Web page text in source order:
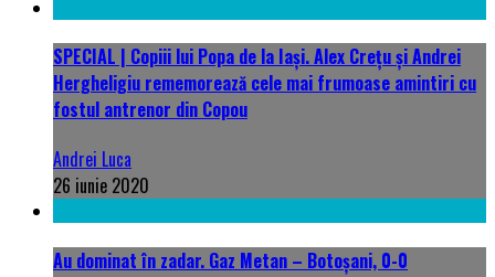
SPECIAL | Copiii lui Popa de la Iași. Alex Crețu și Andrei
Hergheligiu rememorează cele mai frumoase amintiri cu
fostul antrenor din Copou
Andrei Luca
26 iunie 2020
Au dominat în zadar. Gaz Metan – Botoșani, 0-0